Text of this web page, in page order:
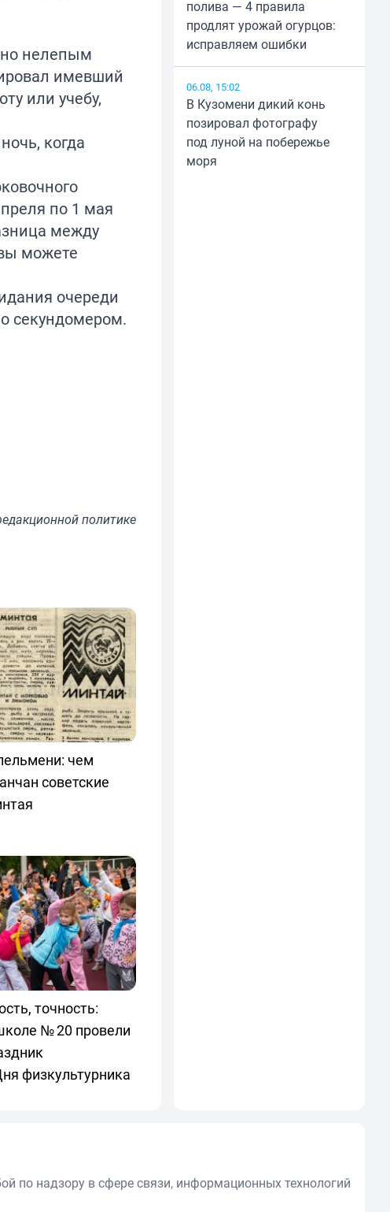
нелепым
имевший
или учебу,
когда
по 1 мая
между
можете
очереди
секундомером.
политике
чем
советские
точность:
№ 20 провели
физкультурника
полива — 4 правила
продлят урожай огурцов:
исправляем ошибки
06.08, 15:02
В Кузомени дикий конь
позировал фотографу
под луной на побережье
моря
по надзору в сфере связи, информационных технологий